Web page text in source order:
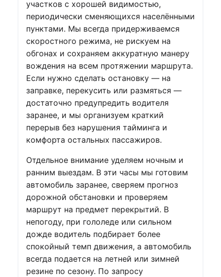
участков с хорошей видимостью,
периодически сменяющихся населёнными
пунктами. Мы всегда придерживаемся
скоростного режима, не рискуем на
обгонах и сохраняем аккуратную манеру
вождения на всем протяжении маршрута.
Если нужно сделать остановку — на
заправке, перекусить или размяться —
достаточно предупредить водителя
заранее, и мы организуем краткий
перерыв без нарушения тайминга и
комфорта остальных пассажиров.
Отдельное внимание уделяем ночным и
ранним выездам. В эти часы мы готовим
автомобиль заранее, сверяем прогноз
дорожной обстановки и проверяем
маршрут на предмет перекрытий. В
непогоду, при гололеде или сильном
дожде водитель подбирает более
спокойный темп движения, а автомобиль
всегда подается на летней или зимней
резине по сезону. По запросу